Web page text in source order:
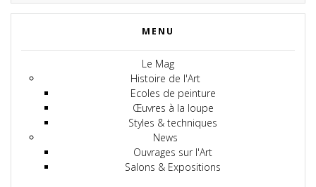
MENU
Le Mag
Histoire de l'Art
Ecoles de peinture
Œuvres à la loupe
Styles & techniques
News
Ouvrages sur l'Art
Salons & Expositions